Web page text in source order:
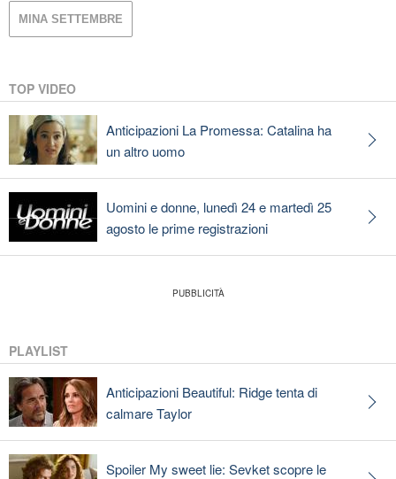
MINA SETTEMBRE
TOP VIDEO
Anticipazioni La Promessa: Catalina ha
un altro uomo
Uomini e donne, lunedì 24 e martedì 25
agosto le prime registrazioni
PLAYLIST
Anticipazioni Beautiful: Ridge tenta di
calmare Taylor
Spoiler My sweet lie: Sevket scopre le